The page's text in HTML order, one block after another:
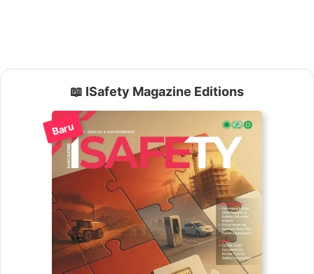
📖 ISafety Magazine Editions
Baru